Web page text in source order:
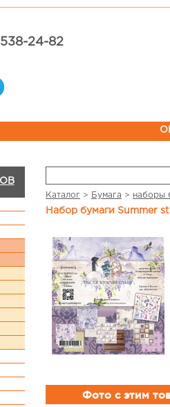
24-82
Каталог > Бумага > наборы
Набор бумаги Summer
Фото с этим